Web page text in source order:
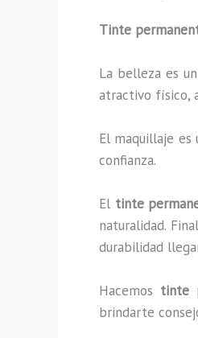
Tinte
La belleza es
atractivo físico,
El maquillaje es
confianza.
El tinte
naturalidad.
durabilidad
Hacemos tinte
brindarte